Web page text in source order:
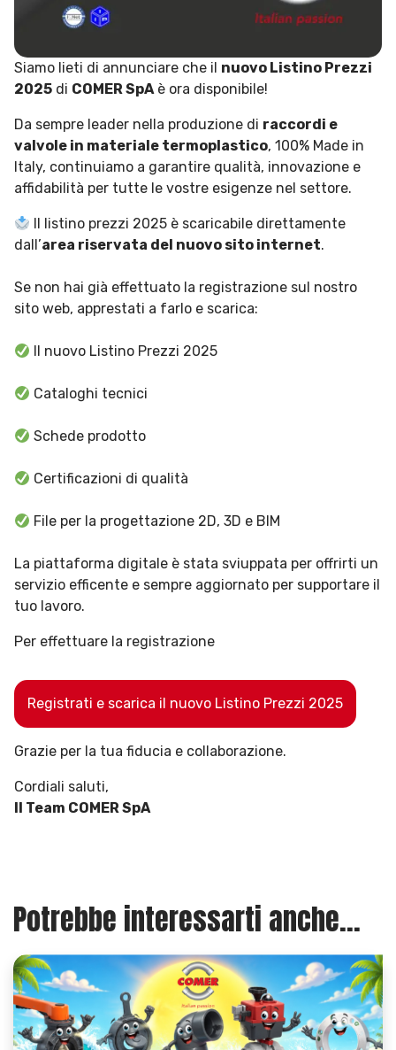
Siamo lieti di annunciare che il nuovo Listino Prezzi
2025 di COMER SpAè ora disponibile!
Da sempre leader nella produzione di raccordi e
valvole in materiale termoplastico, 100% Made in
Italy, continuiamo a garantire qualità, innovazione e
affidabilità per tutte le vostre esigenze nel settore.
Il listino prezzi 2025 è scaricabile direttamente
dall’area riservata del nuovo sito internet.
Se non hai già effettuato la registrazione sul nostro
sito web, apprestati a farlo e scarica:
Il nuovo Listino Prezzi 2025
Cataloghi tecnici
Schede prodotto
Certificazioni di qualità
File per la progettazione 2D, 3D e BIM
La piattaforma digitale è stata sviuppata per offrirti un
servizio efficente e sempre aggiornato per supportare il
tuo lavoro.
Per effettuare la registrazione
Registrati e scarica il nuovo Listino Prezzi 2025
Grazie per la tua fiducia e collaborazione.
Cordiali saluti,
Il Team COMER SpA
Potrebbe interessarti anche...